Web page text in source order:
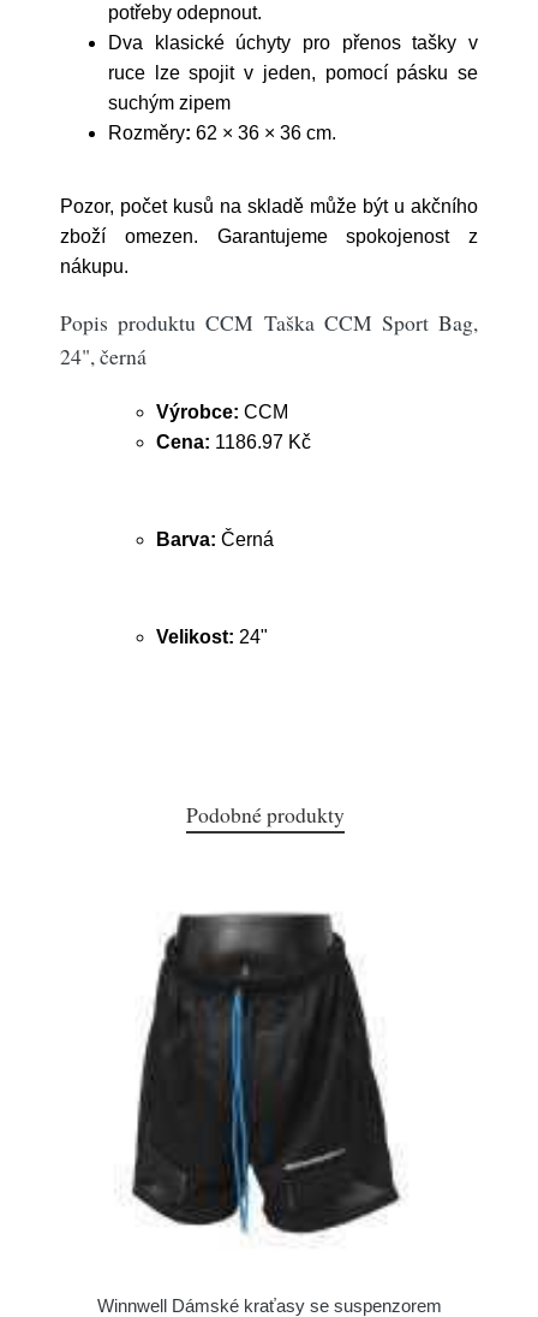
potřeby odepnout.
Dva klasické úchyty pro přenos tašky v
ruce lze spojit v jeden, pomocí pásku se
suchým zipem
Rozměry: 62 × 36 × 36 cm.
Pozor, počet kusů na skladě může být u akčního
zboží omezen. Garantujeme spokojenost z
nákupu.
Popis produktu CCM Taška CCM Sport Bag,
24", černá
Výrobce: CCM
Cena: 1186.97 Kč
Barva: Černá
Velikost: 24"
Podobné produkty
Winnwell Dámské kraťasy se suspenzorem